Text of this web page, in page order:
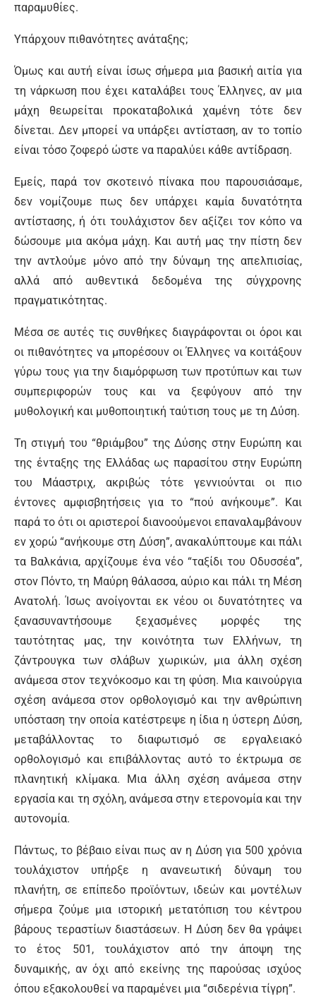
παραμυθίες.
Υπάρχουν πιθανότητες ανάταξης;
Όμως και αυτή είναι ίσως σήμερα μια βασική αιτία για
τη νάρκωση που έχει καταλάβει τους Έλληνες, αν μια
μάχη θεωρείται προκαταβολικά χαμένη τότε δεν
δίνεται. Δεν μπορεί να υπάρξει αντίσταση, αν το τοπίο
είναι τόσο ζοφερό ώστε να παραλύει κάθε αντίδραση.
Εμείς, παρά τον σκοτεινό πίνακα που παρουσιάσαμε,
δεν νομίζουμε πως δεν υπάρχει καμία δυνατότητα
αντίστασης, ή ότι τουλάχιστον δεν αξίζει τον κόπο να
δώσουμε μια ακόμα μάχη. Και αυτή μας την πίστη δεν
την αντλούμε μόνο από την δύναμη της απελπισίας,
αλλά από αυθεντικά δεδομένα της σύγχρονης
πραγματικότητας.
Μέσα σε αυτές τις συνθήκες διαγράφονται οι όροι και
οι πιθανότητες να μπορέσουν οι Έλληνες να κοιτάξουν
γύρω τους για την διαμόρφωση των προτύπων και των
συμπεριφορών τους και να ξεφύγουν από την
μυθολογική και μυθοποιητική ταύτιση τους με τη Δύση.
Τη στιγμή του “θριάμβου” της Δύσης στην Ευρώπη και
της ένταξης της Ελλάδας ως παρασίτου στην Ευρώπη
του Μάαστριχ, ακριβώς τότε γεννιούνται οι πιο
έντονες αμφισβητήσεις για το “πού ανήκουμε”. Και
παρά το ότι οι αριστεροί διανοούμενοι επαναλαμβάνουν
εν χορώ “ανήκουμε στη Δύση”, ανακαλύπτουμε και πάλι
τα Βαλκάνια, αρχίζουμε ένα νέο “ταξίδι του Οδυσσέα”,
στον Πόντο, τη Μαύρη θάλασσα, αύριο και πάλι τη Μέση
Ανατολή. Ίσως ανοίγονται εκ νέου οι δυνατότητες να
ξανασυναντήσουμε ξεχασμένες μορφές της
ταυτότητας μας, την κοινότητα των Ελλήνων, τη
ζάντρουγκα των σλάβων χωρικών, μια άλλη σχέση
ανάμεσα στον τεχνόκοσμο και τη φύση. Μια καινούργια
σχέση ανάμεσα στον ορθολογισμό και την ανθρώπινη
υπόσταση την οποία κατέστρεψε η ίδια η ύστερη Δύση,
μεταβάλλοντας το διαφωτισμό σε εργαλειακό
ορθολογισμό και επιβάλλοντας αυτό το έκτρωμα σε
πλανητική κλίμακα. Μια άλλη σχέση ανάμεσα στην
εργασία και τη σχόλη, ανάμεσα στην ετερονομία και την
αυτονομία.
Πάντως, το βέβαιο είναι πως αν η Δύση για 500 χρόνια
τουλάχιστον υπήρξε η ανανεωτική δύναμη του
πλανήτη, σε επίπεδο προϊόντων, ιδεών και μοντέλων
σήμερα ζούμε μια ιστορική μετατόπιση του κέντρου
βάρους τεραστίων διαστάσεων. Η Δύση δεν θα γράψει
το έτος 501, τουλάχιστον από την άποψη της
δυναμικής, αν όχι από εκείνης της παρούσας ισχύος
όπου εξακολουθεί να παραμένει μια “σιδερένια τίγρη”.